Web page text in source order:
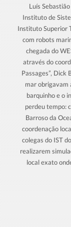
Luís
Instituto de
Instituto Superior
com robots
chegada do
através do
Passages”, Dick
mar obrigavam
barquinho e o
perdeu tempo:
Barroso da
coordenação
colegas do IST
realizarem
local exato